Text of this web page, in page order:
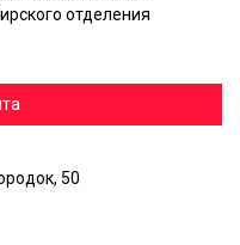
отделения
50